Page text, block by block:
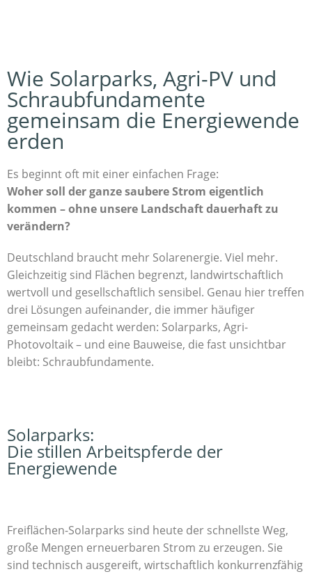
Wie Solarparks, Agri-PV und
Schraubfundamente
gemeinsam die Energiewende
erden
Es beginnt oft mit einer einfachen Frage:
Woher soll der ganze saubere Strom eigentlich
kommen – ohne unsere Landschaft dauerhaft zu
verändern?
Deutschland braucht mehr Solarenergie. Viel mehr.
Gleichzeitig sind Flächen begrenzt, landwirtschaftlich
wertvoll und gesellschaftlich sensibel. Genau hier treffen
drei Lösungen aufeinander, die immer häufiger
gemeinsam gedacht werden: Solarparks, Agri-
Photovoltaik – und eine Bauweise, die fast unsichtbar
bleibt: Schraubfundamente.
Solarparks:
Die stillen Arbeitspferde der
Energiewende
Freiflächen-Solarparks sind heute der schnellste Weg,
große Mengen erneuerbaren Strom zu erzeugen. Sie
sind technisch ausgereift, wirtschaftlich konkurrenzfähig